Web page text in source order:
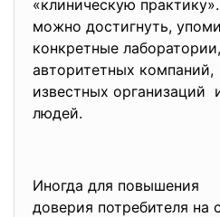
«клиническую
можно достигнуть,
конкретные
авторитетных компаний,
известных организаций
людей.
Иногда для повышения
доверия потребителя на